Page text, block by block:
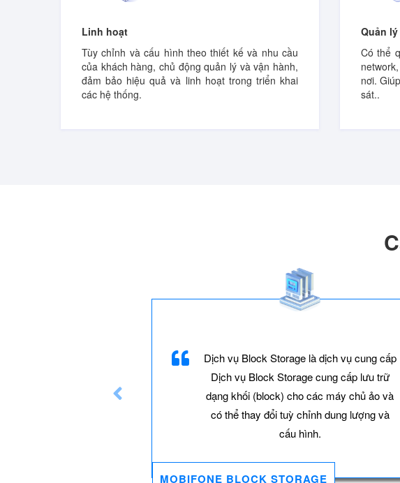
Linh hoạt
Tùy chỉnh và cấu hình theo thiết kế và nhu cầu
của khách hàng, chủ động quản lý và vận hành,
đảm bảo hiệu quả và linh hoạt trong triển khai
các hệ thống.
Quản
Có thể
nơi.
sát..
Dịch vụ Block Storage là dịch vụ cung cấp
Dịch vụ Block Storage cung cấp lưu trữ
dạng khối (block) cho các máy chủ ảo và
có thể thay đổi tuỳ chỉnh dung lượng và
cấu hình.
MOBIFONE BLOCK STORAGE